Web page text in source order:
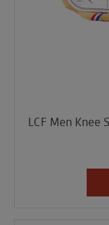
LCF Men Knee